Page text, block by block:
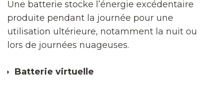
Une batterie stocke l’énergie excédentaire
produite pendant la journée pour une
utilisation ultérieure, notamment la nuit ou
lors de journées nuageuses.
Batterie virtuelle